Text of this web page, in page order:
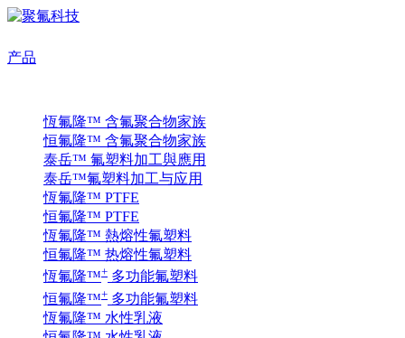
产品
恆氟隆™ 含氟聚合物家族
恒氟隆™ 含氟聚合物家族
泰岳™ 氟塑料加工與應用
泰岳™氟塑料加工与应用
恆氟隆™ PTFE
恒氟隆™ PTFE
恆氟隆™ 熱熔性氟塑料
恒氟隆™ 热熔性氟塑料
恆氟隆™+ 多功能氟塑料
恒氟隆™+ 多功能氟塑料
恆氟隆™ 水性乳液